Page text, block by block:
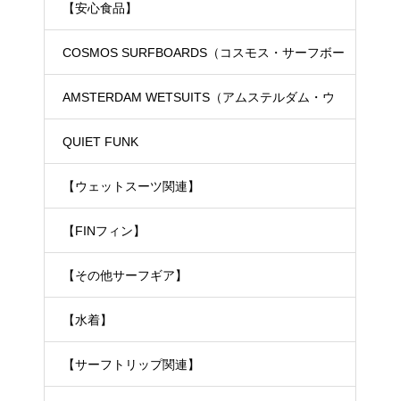
【安心食品】
COSMOS SURFBOARDS（コスモス・サーフボー
ド）
AMSTERDAM WETSUITS（アムステルダム・ウ
ェットスーツ）
QUIET FUNK
【ウェットスーツ関連】
【FINフィン】
【その他サーフギア】
【水着】
【サーフトリップ関連】